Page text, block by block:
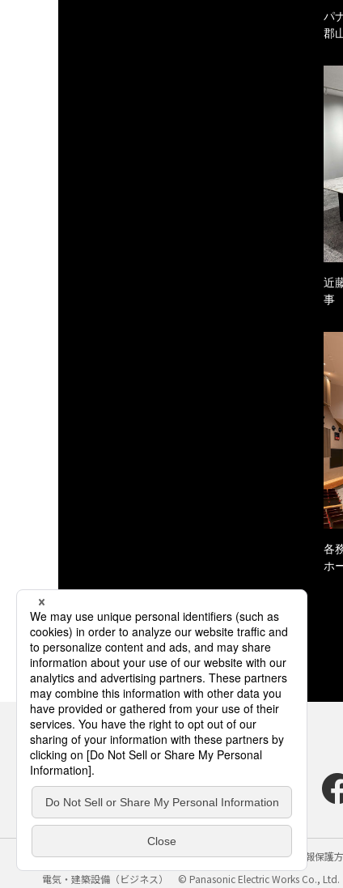
パ
郡
近
事
各
ホ
サイトのご利用にあたって クッキーポリシー 個人情報保護
電気・建築設備（ビジネス）
© Panasonic Electric Works Co., Ltd.